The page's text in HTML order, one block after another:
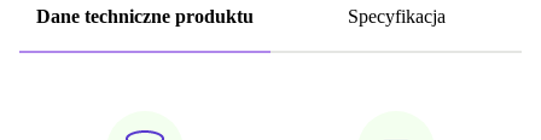
Dane techniczne produktu Specyfikacja